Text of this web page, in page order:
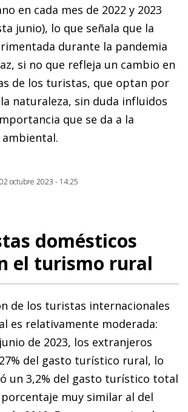
en cada mes de 2022 y 2023
junio), lo que señala que la
durante la pandemia
si no que refleja un cambio en
de los turistas, que optan por
naturaleza, sin duda influidos
que se da a la
octubre 2023 - 14:25
domésticos
el turismo rural
de los turistas internacionales
es relativamente moderada:
de 2023, los extranjeros
del gasto turístico rural, lo
un 3,2% del gasto turístico total
porcentaje muy similar al del